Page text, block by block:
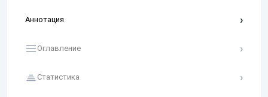
Аннотация
Оглавление
Статистика